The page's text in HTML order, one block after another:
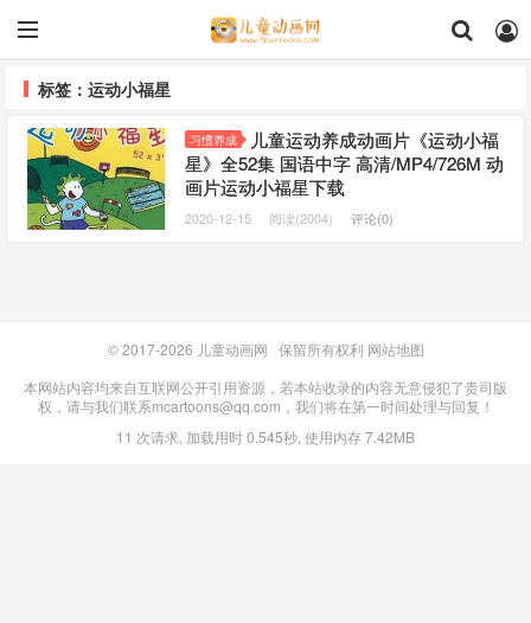
标签：运动小福星
习惯养成
儿童运动养成动画片《运动小福
星》全52集 国语中字 高清/MP4/726M 动
画片运动小福星下载
2020-12-15 阅读(2004) 评论(0)
© 2017-2026 儿童动画网 保留所有权利 网站地图
本网站内容均来自互联网公开引用资源，若本站收录的内容无意侵犯了贵司版
权，请与我们联系mcartoons@qq.com，我们将在第一时间处理与回复！
11 次请求, 加载用时 0.545秒, 使用内存 7.42MB